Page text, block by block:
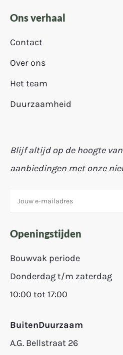
Ons verhaal
Contact
Over ons
Het team
Duurzaamheid
Blijf altijd op de hoogte
aanbiedingen met onze
Openingstijden
Bouwvak periode
Donderdag t/m zaterdag
10:00 tot 17:00
BuitenDuurzaam
A.G. Bellstraat 26